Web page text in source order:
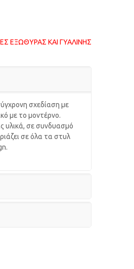
ΕΞΩΘΥΡΑΣ ΚΑΙ ΓΥΑΛΙΝΗΣ
σχεδίαση με
με το μοντέρνο.
υλικά, σε συνδυασμό
σε όλα τα στυλ